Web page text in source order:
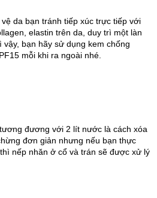
da bạn tránh tiếp xúc trực tiếp với
elastin trên da, duy trì một làn
bạn hãy sử dụng kem chống
mỗi khi ra ngoài nhé.
đương với 2 lít nước là cách xóa
đơn giản nhưng nếu bạn thực
nếp nhăn ở cổ và trán sẽ được xử lý